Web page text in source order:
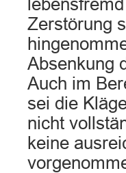
Zerstörung
Absenkung
Auch im
sei die
nicht
keine